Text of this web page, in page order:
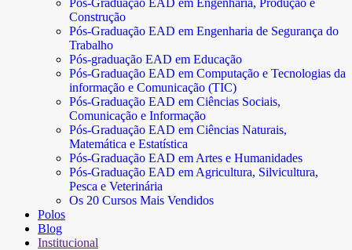
Pós-Graduação EAD em Engenharia, Produção e
Construção
Pós-Graduação EAD em Engenharia de Segurança do
Trabalho
Pós-graduação EAD em Educação
Pós-Graduação EAD em Computação e Tecnologias da
informação e Comunicação (TIC)
Pós-Graduação EAD em Ciências Sociais,
Comunicação e Informação
Pós-Graduação EAD em Ciências Naturais,
Matemática e Estatística
Pós-Graduação EAD em Artes e Humanidades
Pós-Graduação EAD em Agricultura, Silvicultura,
Pesca e Veterinária
Os 20 Cursos Mais Vendidos
Polos
Blog
Institucional